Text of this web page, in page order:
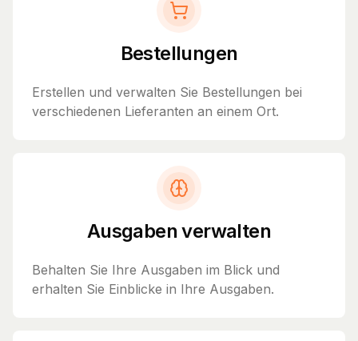
Bestellungen
Erstellen und verwalten Sie Bestellungen bei
verschiedenen Lieferanten an einem Ort.
Ausgaben verwalten
Behalten Sie Ihre Ausgaben im Blick und
erhalten Sie Einblicke in Ihre Ausgaben.